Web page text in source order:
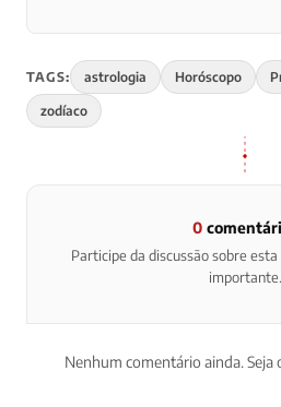
TAGS: astrologia Horóscopo
zodíaco
0
Participe da discussão sobre
importante.
Nenhum comentário ainda.